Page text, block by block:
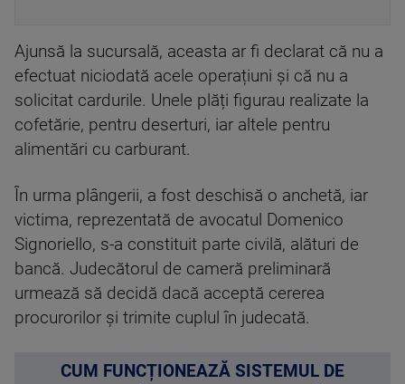
Ajunsă la sucursală, aceasta ar fi declarat că nu a
efectuat niciodată acele operațiuni și că nu a
solicitat cardurile. Unele plăți figurau realizate la
cofetărie, pentru deserturi, iar altele pentru
alimentări cu carburant.
În urma plângerii, a fost deschisă o anchetă, iar
victima, reprezentată de avocatul Domenico
Signoriello, s-a constituit parte civilă, alături de
bancă. Judecătorul de cameră preliminară
urmează să decidă dacă acceptă cererea
procurorilor și trimite cuplul în judecată.
CUM FUNCȚIONEAZĂ SISTEMUL DE